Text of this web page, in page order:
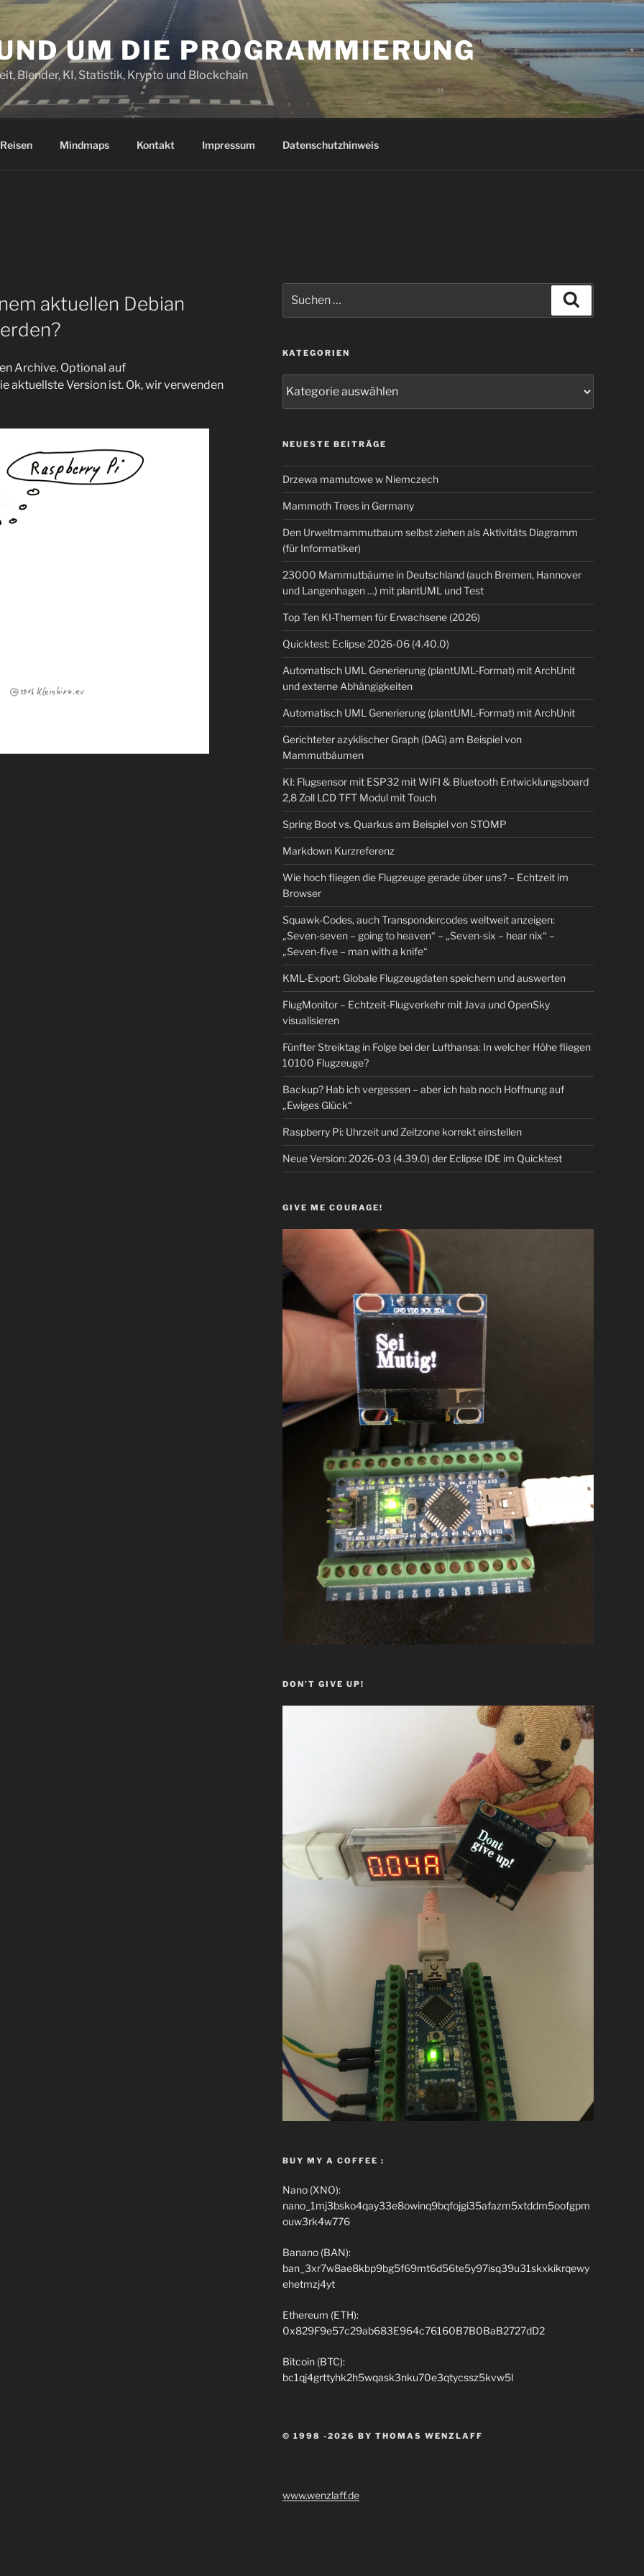
UM DIE PROGRAMMIERUNG
Blender, KI, Statistik, Krypto und Blockchain
Reisen Mindmaps Kontakt Impressum Datenschutzhinweis
aktuellen Debian
Archive. Optional auf
aktuellste Version ist. Ok, wir verwenden
nach:
KATEGORIEN
NEUESTE BEITRÄGE
Drzewa mamutowe w Niemczech
Mammoth Trees in Germany
Den Urweltmammutbaum selbst ziehen als Aktivitäts Diagramm
(für Informatiker)
23000 Mammutbäume in Deutschland (auch Bremen, Hannover
und Langenhagen …) mit plantUML und Test
Top Ten KI-Themen für Erwachsene (2026)
Quicktest: Eclipse 2026-06 (4.40.0)
Automatisch UML Generierung (plantUML-Format) mit ArchUnit
und externe Abhängigkeiten
Automatisch UML Generierung (plantUML-Format) mit ArchUnit
Gerichteter azyklischer Graph (DAG) am Beispiel von
Mammutbäumen
KI: Flugsensor mit ESP32 mit WIFI & Bluetooth Entwicklungsboard
2,8 Zoll LCD TFT Modul mit Touch
Spring Boot vs. Quarkus am Beispiel von STOMP
Markdown Kurzreferenz
Wie hoch fliegen die Flugzeuge gerade über uns? – Echtzeit im
Browser
Squawk-Codes, auch Transpondercodes weltweit anzeigen:
„Seven-seven – going to heaven“ – „Seven-six – hear nix“ –
„Seven-five – man with a knife“
KML-Export: Globale Flugzeugdaten speichern und auswerten
FlugMonitor – Echtzeit-Flugverkehr mit Java und OpenSky
visualisieren
Fünfter Streiktag in Folge bei der Lufthansa: In welcher Höhe fliegen
10100 Flugzeuge?
Backup? Hab ich vergessen – aber ich hab noch Hoffnung auf
„Ewiges Glück“
Raspberry Pi: Uhrzeit und Zeitzone korrekt einstellen
Neue Version: 2026-03 (4.39.0) der Eclipse IDE im Quicktest
GIVE ME COURAGE!
DON’T GIVE UP!
BUY MY A COFFEE :
Nano (XNO):
nano_1mj3bsko4qay33e8owinq9bqfojgi35afazm5xtddm5oofgpm
ouw3rk4w776
Banano (BAN):
ban_3xr7w8ae8kbp9bg5f69mt6d56te5y97isq39u31skxkikrqewy
ehetmzj4yt
Ethereum (ETH):
0x829F9e57c29ab683E964c76160B7B0BaB2727dD2
Bitcoin (BTC):
bc1qj4grttyhk2h5wqask3nku70e3qtycssz5kvw5l
© 1998 -2026 BY THOMAS WENZLAFF
www.wenzlaff.de